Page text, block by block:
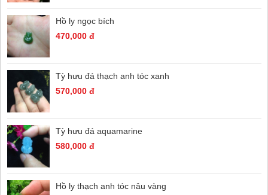
Hồ ly ngọc bích
470,000 đ
Tỳ hưu đá thạch anh tóc xanh
570,000 đ
Tỳ hưu đá aquamarine
580,000 đ
Hồ ly thạch anh tóc nâu vàng